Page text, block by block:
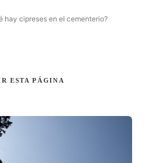
hay cipreses en el cementerio?
ESTA PÁGINA